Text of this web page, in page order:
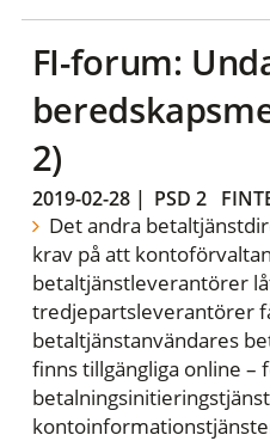
FI-forum:
2)
2019-02-28| PSD 2
Det andra
krav på att
betaltjänstleverantörer
tredjepartsleverantörer
betaltjänstanvändares
finns tillgängliga online –